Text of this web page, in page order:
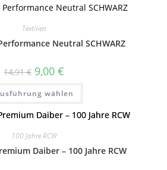
Textilien
Neutral SCHWARZ
14,91€ Ursprünglicher
Preis
war:
14,91 €
9,00 €
ist:
9,00 €.
wählen
Dieses
weist
mehrere
Varianten
Optionen
können
100 Jahre RCW
Daiber – 100 Jahre RCW